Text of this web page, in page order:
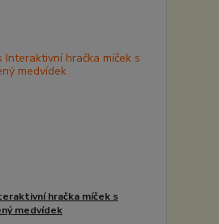
hračka míček s
medvídek